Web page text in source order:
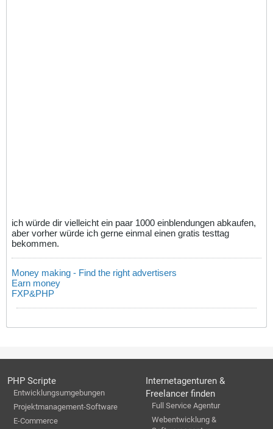
ich würde dir vielleicht ein paar 1000 einblendungen abkaufen,
aber vorher würde ich gerne einmal einen gratis testtag
bekommen.
Money making - Find the right advertisers
Earn money
FXP&PHP
PHP Scripte
Entwicklungsumgebungen
Projektmanagement-Software
E-Commerce
Internetagenturen &
Freelancer finden
Full Service Agentur
Webentwicklung &